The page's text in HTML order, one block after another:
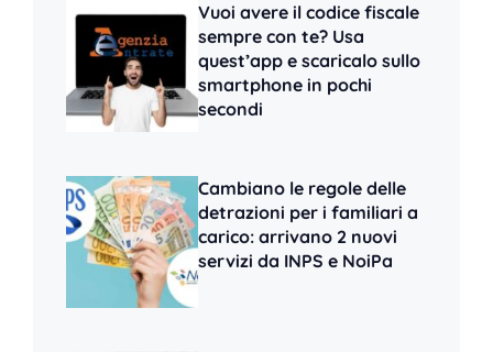
Vuoi avere il codice fiscale
sempre con te? Usa
quest’app e scaricalo sullo
smartphone in pochi
secondi
Cambiano le regole delle
detrazioni per i familiari a
carico: arrivano 2 nuovi
servizi da INPS e NoiPa